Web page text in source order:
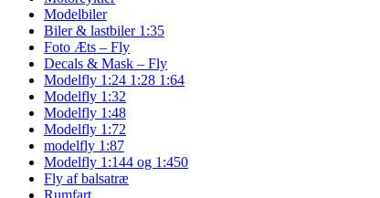
Modelbiler
Biler & lastbiler 1:35
Foto Æts – Fly
Decals & Mask – Fly
Modelfly 1:24 1:28 1:64
Modelfly 1:32
Modelfly 1:48
Modelfly 1:72
modelfly 1:87
Modelfly 1:144 og 1:450
Fly af balsatræ